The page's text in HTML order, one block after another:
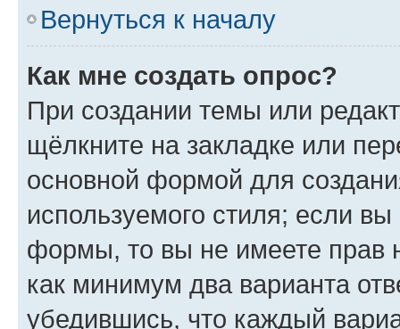
Вернуться к началу
Как мне создать опрос?
При создании темы или
щёлкните на закладке или
основной формой для
используемого стиля; если
формы, то вы не имеете прав
как минимум два варианта
убедившись, что каждый